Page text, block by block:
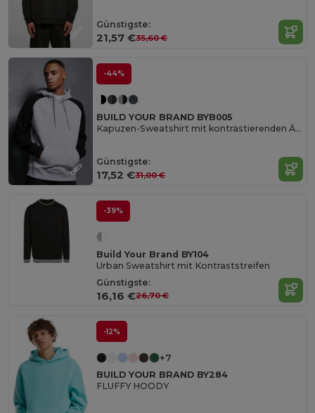
Günstigste:
21,57 €35,60 €
-44%
BUILD YOUR BRAND BYB005
Kapuzen-Sweatshirt mit kontrastierenden Ärmeln und Kapuze
Günstigste:
17,52 €31,00 €
-39%
Build Your Brand BY104
Urban Sweatshirt mit Kontraststreifen
Günstigste:
16,16 €26,70 €
-12%
+7
BUILD YOUR BRAND BY284
FLUFFY HOODY